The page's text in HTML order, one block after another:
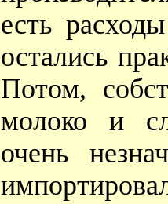
есть
остались
Потом,
молоко и
очень